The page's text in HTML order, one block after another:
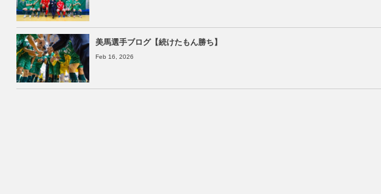
美馬選手ブログ【続けたもん勝ち】
Feb 16, 2026